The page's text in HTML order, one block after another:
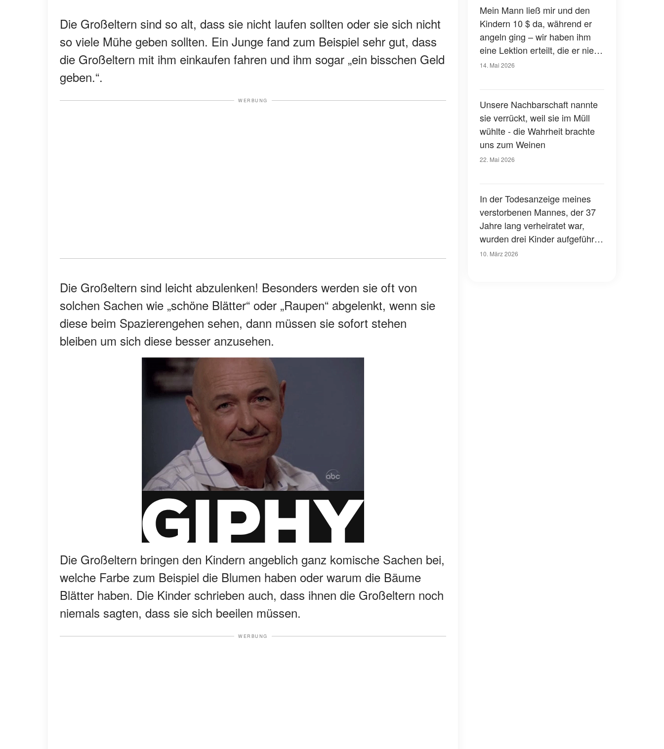
Die Großeltern sind so alt, dass sie nicht laufen sollten oder sie sich nicht
so viele Mühe geben sollten. Ein Junge fand zum Beispiel sehr gut, dass
die Großeltern mit ihm einkaufen fahren und ihm sogar „ein bisschen Geld
geben.“.
WERBUNG
Die Großeltern sind leicht abzulenken! Besonders werden sie oft von
solchen Sachen wie „schöne Blätter“ oder „Raupen“ abgelenkt, wenn sie
diese beim Spazierengehen sehen, dann müssen sie sofort stehen
bleiben um sich diese besser anzusehen.
Die Großeltern bringen den Kindern angeblich ganz komische Sachen bei,
welche Farbe zum Beispiel die Blumen haben oder warum die Bäume
Blätter haben. Die Kinder schrieben auch, dass ihnen die Großeltern noch
niemals sagten, dass sie sich beeilen müssen.
WERBUNG
Mein Mann ließ mir und den
Kindern 10 $ da, während er
angeln ging – wir haben ihm
eine Lektion erteilt, die er nie
vergessen wird
14. Mai 2026
Unsere Nachbarschaft nannte
sie verrückt, weil sie im Müll
wühlte - die Wahrheit brachte
uns zum Weinen
22. Mai 2026
In der Todesanzeige meines
verstorbenen Mannes, der 37
Jahre lang verheiratet war,
wurden drei Kinder aufgeführt,
die ich nie kennengelernt hatte
10. März 2026